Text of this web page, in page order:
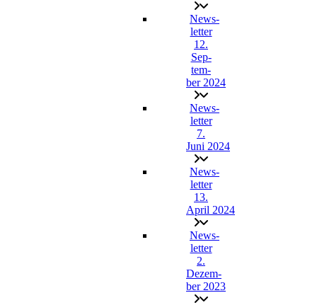
News­
let­ter
12.
Sep­
tem­
ber 2024
News­
let­ter
7.
Juni 2024
News­
let­ter
13.
April 2024
News­
let­ter
2.
Dezem­
ber 2023